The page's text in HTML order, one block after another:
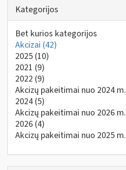
Kategorijos
Bet kurios kategorijos
Akcizai (42)
2025 (10)
2021 (9)
2022 (9)
Akcizų pakeitimai nuo 2024 m.
2024 (5)
Akcizų pakeitimai nuo 2026 m.
2026 (4)
Akcizų pakeitimai nuo 2025 m.